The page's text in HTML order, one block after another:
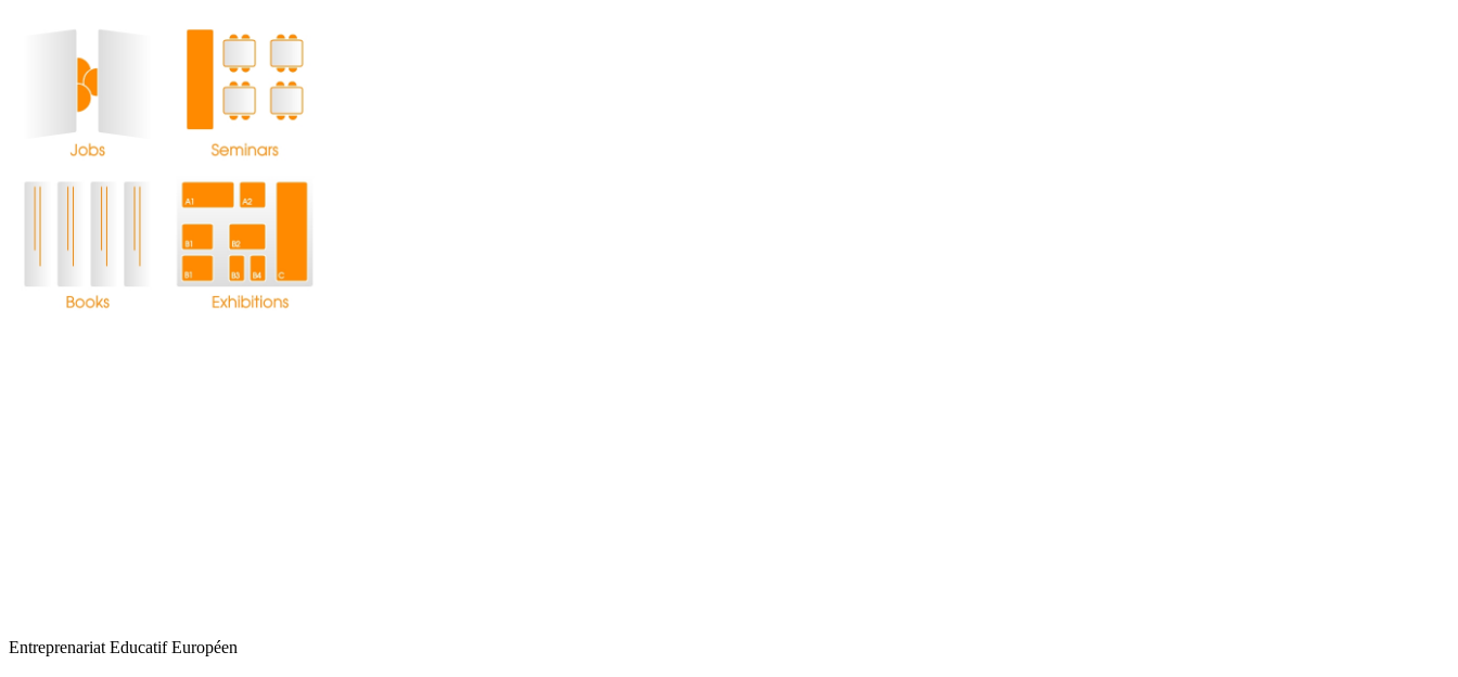
Entreprenariat Educatif Européen